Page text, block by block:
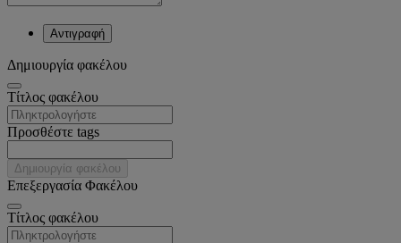
Αντιγραφή
Δημιουργία φακέλου
Tίτλος φακέλου
Προσθέστε tags
Δημιουργία φακέλου
Επεξεργασία Φακέλου
Tίτλος φακέλου